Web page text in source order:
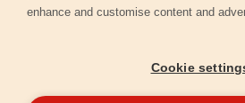
Kapcsolat
Garancia regisztráció
enhance and customise content and
Cookie